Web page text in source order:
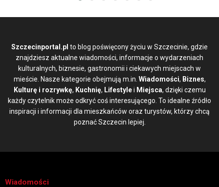
Szczecinportal.pl to blog poświęcony życiu w Szczecinie, gdzie
znajdziesz aktualne wiadomości, informacje o wydarzeniach
kulturalnych, biznesie, gastronomii i ciekawych miejscach w
mieście. Nasze kategorie obejmują m.in. Wiadomości, Biznes,
Kulturę i rozrywkę, Kuchnię, Lifestylei Miejsca, dzięki czemu
każdy czytelnik może odkryć coś interesującego. To idealne źródło
inspiracji i informacji dla mieszkańców oraz turystów, którzy chcą
poznać Szczecin lepiej.
Wiadomości